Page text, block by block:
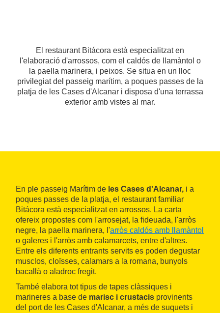
El restaurant Bitácora està especialitzat en
l'elaboració d'arrossos, com el caldós de llamàntol o
la paella marinera, i peixos. Se situa en un lloc
privilegiat del passeig marítim, a poques passes de la
platja de les Cases d'Alcanar i disposa d'una terrassa
exterior amb vistes al mar.
En ple passeig Marítim de les Cases d'Alcanar, i a
poques passes de la platja, el restaurant familiar
Bitácora està especialitzat en arrossos. La carta
ofereix propostes com l'arrosejat, la fideuada, l'arròs
negre, la paella marinera, l'arròs caldós amb llamàntol
o galeres i l'arròs amb calamarcets, entre d'altres.
Entre els diferents entrants servits es poden degustar
musclos, cloïsses, calamars a la romana, bunyols
bacallà o aladroc fregit.
També elabora tot tipus de tapes clàssiques i
marineres a base de marisc i crustacis provinents
del port de les Cases d'Alcanar, a més de suquets i